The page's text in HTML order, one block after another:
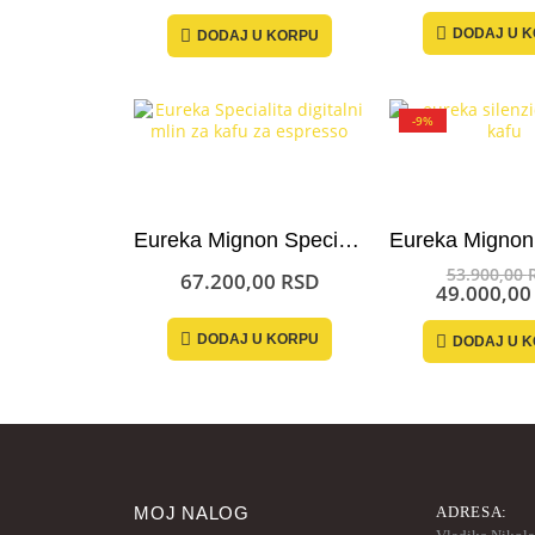
bila:
5.600,00 RSD.
je:
5.040,00 RSD.
DODAJ U KORPU DODAJ U
Eureka Mignon Specialita mlin za kafu
67.200,00 RSD
DODAJ U KORPU
-9%
53.900,00
49.000,00
DODAJ U
MOJ NALOG
ADRESA: